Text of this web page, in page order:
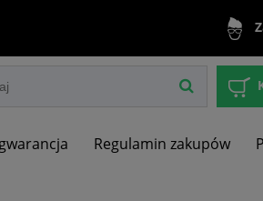
Regulamin zakupów